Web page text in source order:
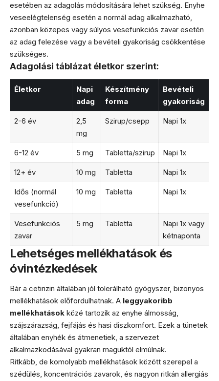
esetében az adagolás módosítására lehet szükség. Enyhe
veseelégtelenség esetén a normál adag alkalmazható,
azonban közepes vagy súlyos vesefunkciós zavar esetén
az adag felezése vagy a bevételi gyakoriság csökkentése
szükséges.
Adagolási táblázat életkor szerint:
Életkor
Napi
adag
Készítmény
forma
Bevételi
gyakoriság
2-6 év
2,5
mg
Szirup/csepp Napi 1x
6-12 év 5 mg Tabletta/szirup Napi 1x
12+ év 10 mg Tabletta Napi 1x
Idős (normál
vesefunkció)
10 mg Tabletta Napi 1x
Vesefunkciós
zavar
5 mg Tabletta
Napi 1x vagy
kétnaponta
Lehetséges mellékhatások és
óvintézkedések
Bár a cetirizin általában jól tolerálható gyógyszer, bizonyos
mellékhatások előfordulhatnak. A leggyakoribb
mellékhatások közé tartozik az enyhe álmosság,
szájszárazság, fejfájás és hasi diszkomfort. Ezek a tünetek
általában enyhék és átmenetiek, a szervezet
alkalmazkodásával gyakran maguktól elmúlnak.
Ritkább, de komolyabb mellékhatások között szerepel a
szédülés, koncentrációs zavarok, és nagyon ritkán allergiás